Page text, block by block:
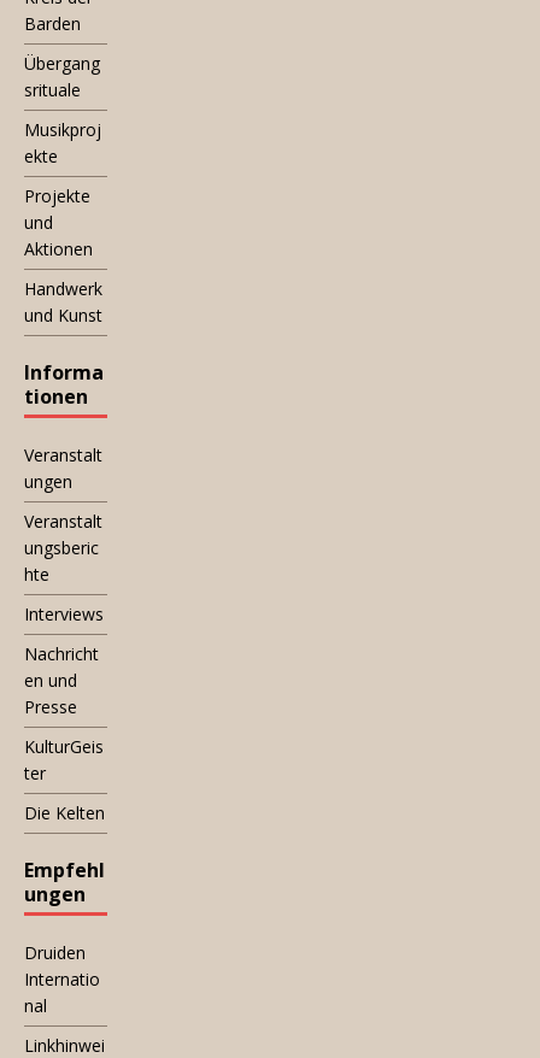
Barden
Übergang
srituale
Musikproj
ekte
Projekte
und
Aktionen
Handwerk
und Kunst
Informa
tionen
Veranstalt
ungen
Veranstalt
ungsberic
hte
Interviews
Nachricht
en und
Presse
KulturGeis
ter
Die Kelten
Empfehl
ungen
Druiden
Internatio
nal
Linkhinwei